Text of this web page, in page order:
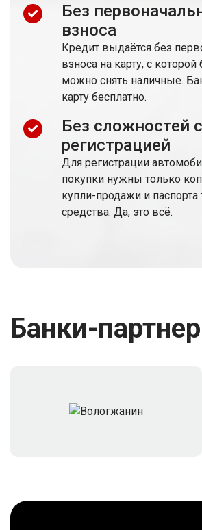
Без
взноса
Кредит выдаётся без
взноса на карту, с
можно снять наличные.
карту бесплатно.
Без сложностей с
регистрацией
Для регистрации
покупки нужны только
купли-продажи и паспорта
средства. Да, это всё.
Банки-